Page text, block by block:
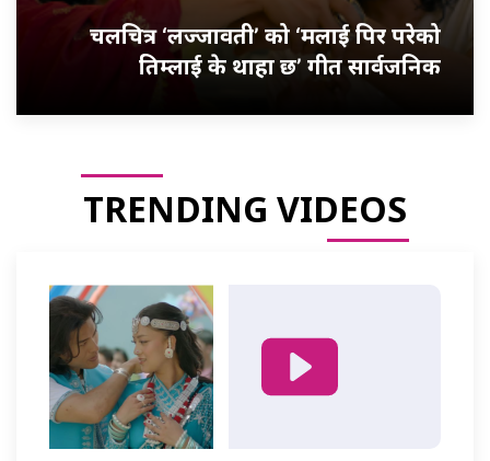
चलचित्र ‘लज्जावती’ को ‘मलाई पिर परेको
तिम्लाई के थाहा छ’ गीत सार्वजनिक
TRENDING VIDEOS